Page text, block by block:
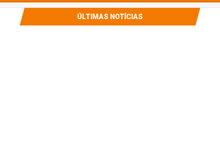
ÚLTIMAS NOTÍCIAS